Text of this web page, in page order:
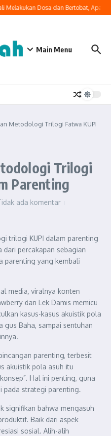
Melakukan Dosa dan Bertobat,
Main Menu
Metodologi Trilogi Fatwa KUPI
Trilogi
Parenting
ada komentar
trilogi KUPI dalam parenting
percakapan sebagian
parenting yang kembali
media, viralnya konten
dan Lek Damis memicu
kasus-kasus akuistik pola
gus Baha, sampai sentuhan
parenting, terbesit
akuistik pola asuh itu
Hal ini penting, guna
pada strategi parenting.
signifikan bahwa mengasuh
Baik dari aspek
sosial. Alih-alih